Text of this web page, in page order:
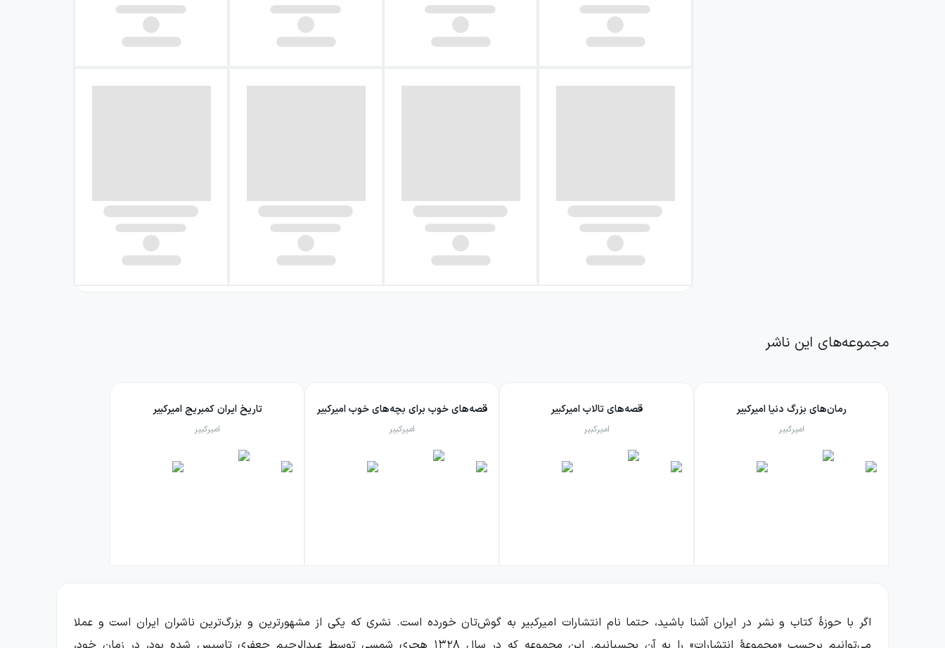
مجموعه‌های این ناشر
رمان‌های بزرگ دنیا امیرکبیر
امیرکبیر
قصه‌های تالاب امیرکبیر
امیرکبیر
قصه‌های خوب برای بچه‌های خوب امیرکبیر
امیرکبیر
تاریخ ایران کمبریج امیرکبیر
امیرکبیر
اگر با حوزهٔ کتاب و نشر در ایران آشنا باشید، حتما نام انتشارات امیرکبیر به گوش‌تان خورده است. نشری که یکی از مشهورترین و بزرگ‌ترین ناشران ایران است و عملا